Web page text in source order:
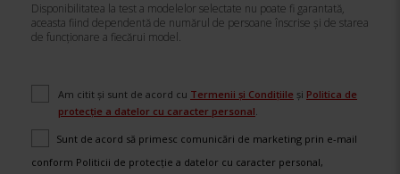
Disponibilitatea la test a modelelor selectate nu poate fi garantată,
aceasta fiind dependentă de numărul de persoane înscrise și de starea
de funcționare a fiecărui model.
Am citit și sunt de acord cu Termenii și Condițiile și Politica de
protecție a datelor cu caracter personal.
d
Sunt de acord să primesc comunicări de marketing prin e-mail
conform Politicii de protecție a datelor cu caracter personal,